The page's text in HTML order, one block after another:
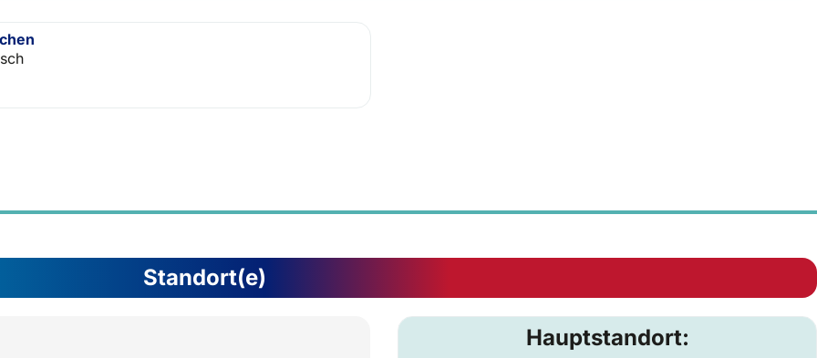
Standort(e)
Hauptstandort: